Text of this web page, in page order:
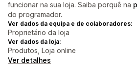
funcionar na sua loja. Saiba porquê na
do programador.
Ver dados da equipa e de colaboradores:
Proprietário da loja
Ver dados da loja:
Produtos, Loja online
Ver detalhes